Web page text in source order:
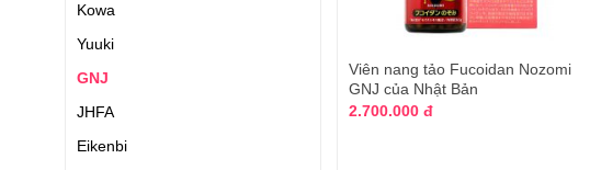
Kowa
Yuuki
GNJ
JHFA
Eikenbi
Viên nang tảo Fucoidan Nozomi
GNJ của Nhật Bản
2.700.000 đ